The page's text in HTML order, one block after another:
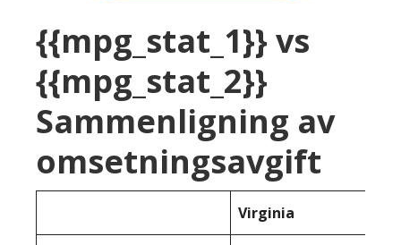
{{mpg_stat_1}} vs
{{mpg_stat_2}}
Sammenligning av
omsetningsavgift
Virginia